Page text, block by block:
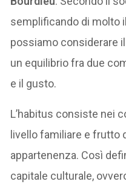
semplificando di molto
possiamo considerare
un equilibrio fra due
e il gusto.
L’habitus consiste nei
livello familiare e frutto
appartenenza. Così
capitale culturale,